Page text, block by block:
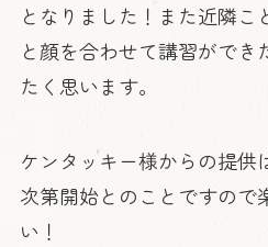
となりました！また近隣こ
と顔を合わせて講習ができ
たく思います。
ケンタッキー様からの提供
次第開始とのことですので
い！